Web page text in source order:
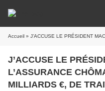
Accueil » J’ACCUSE LE PRÉSIDENT MACRON DE PILLER L’ASSURANCE CHÔMAGE POUR EN TIRER 4
J’ACCUSE LE
L’ASSURANCE
MILLIARDS €, DE